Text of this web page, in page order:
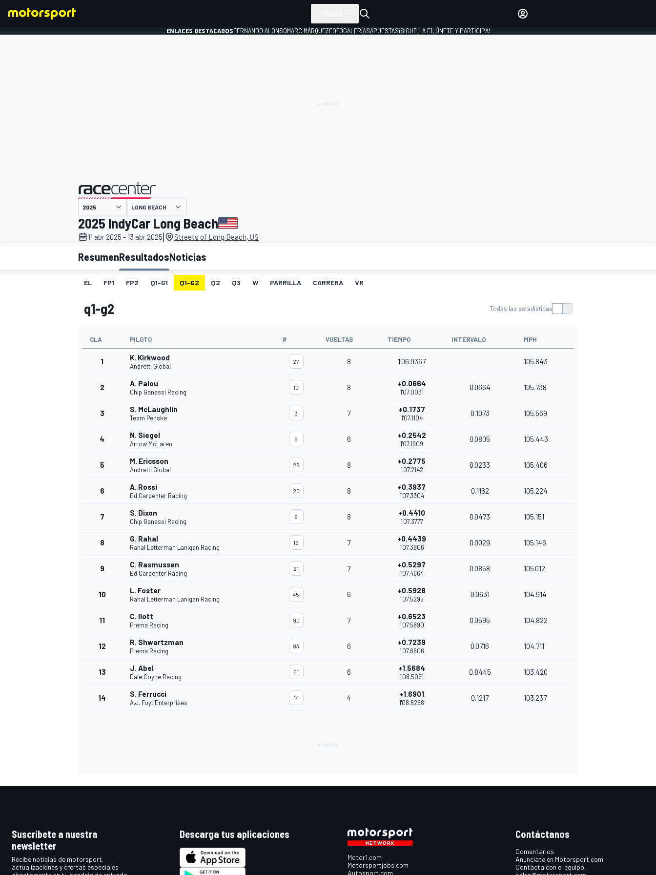
INDYCAR WRC
FÓRMULA E
ENLACES DESTACADOSFERNANDO ALONSOMARC MÁRQUEZFOTOGALERÍASAPUESTAS¡SIGUE LA F1, ÚNETE Y PARTICIPA!
presentado por
LONG BEACH
2025 IndyCar Long Beach
11 abr 2025 - 13 abr 2025| Streets of Long Beach, US
ResumenResultadosNoticias
EL FP1 FP2 Q1-G1 Q1-G2 Q2 Q3 W PARRILLA CARRERA VR
q1-g2 Todas las estadísticas
CLA PILOTO # VUELTAS TIEMPO INTERVALO MPH
1 K. Kirkwood
Andretti Global
27 8 1'06.9367 105.843
2 A. Palou
Chip Ganassi Racing
10 8 +0.0664
1'07.0031
0.0664 105.738
3 S. McLaughlin
Team Penske
3 7 +0.1737
1'07.1104
0.1073 105.569
4 N. Siegel
Arrow McLaren
6 6 +0.2542
1'07.1909
0.0805 105.443
5 M. Ericsson
Andretti Global
28 8 +0.2775
1'07.2142
0.0233 105.406
6 A. Rossi
Ed Carpenter Racing
20 8 +0.3937
1'07.3304
0.1162 105.224
7 S. Dixon
Chip Ganassi Racing
9 8 +0.4410
1'07.3777
0.0473 105.151
8 G. Rahal
Rahal Letterman Lanigan Racing
15 7 +0.4439
1'07.3806
0.0029 105.146
9 C. Rasmussen
Ed Carpenter Racing
21 7 +0.5297
1'07.4664
0.0858 105.012
10 L. Foster
Rahal Letterman Lanigan Racing
45 6 +0.5928
1'07.5295
0.0631 104.914
11 C. Ilott
Prema Racing
90 7 +0.6523
1'07.5890
0.0595 104.822
12 R. Shwartzman
Prema Racing
83 6 +0.7239
1'07.6606
0.0716 104.711
13 J. Abel
Dale Coyne Racing
51 6 +1.5684
1'08.5051
0.8445 103.420
14 S. Ferrucci
A.J. Foyt Enterprises
14 4 +1.6901
1'08.6268
0.1217 103.237
Suscríbete a nuestra
newsletter
Recibe noticias de motorsport,
actualizaciones y ofertas especiales
Descarga tus aplicaciones
Motor1.com
Motorsportjobs.com
Autosport.com
Contáctanos
Comentarios
Anúnciate en Motorsport.com
Contacta con el equipo